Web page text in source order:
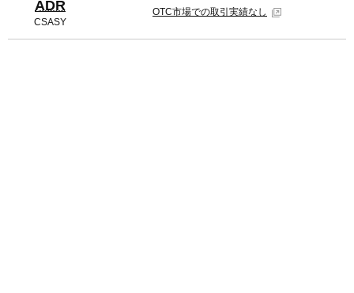
ADR
CSASY
OTC市場での取引実績なし